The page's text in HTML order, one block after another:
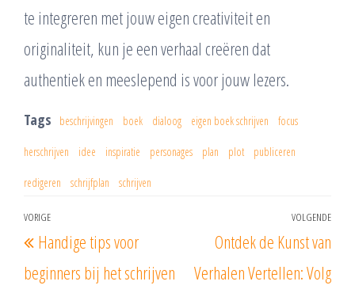
te integreren met jouw eigen creativiteit en
originaliteit, kun je een verhaal creëren dat
authentiek en meeslepend is voor jouw lezers.
Tags beschrijvingen boek dialoog eigen boek schrijven focus
herschrijven idee inspiratie personages plan plot publiceren
redigeren schrijfplan schrijven
Berichtnavigatie
Vorig
bericht
VORIGE
Handige tips voor
beginners bij het schrijven
VOLGENDE
Ontdek de Kunst van
Verhalen Vertellen: Volg